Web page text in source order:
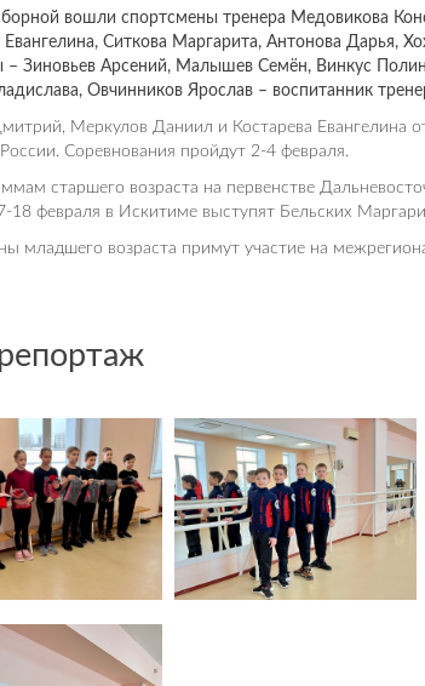
вошли спортсмены тренера Медовикова
Евангелина, Ситкова Маргарита, Антонова Дарья,
– Зиновьев Арсений, Малышев Семён, Винкус
Овчинников Ярослав – воспитанник
Меркулов Даниил и Костарева Евангелина
Соревнования пройдут 2-4 февраля.
старшего возраста на первенстве
18 февраля в Искитиме выступят Бельских
младшего возраста примут участие на